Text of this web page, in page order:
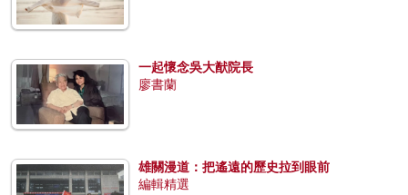
一起懷念吳大猷院長
廖書蘭
雄關漫道：把遙遠的歷史拉到眼前
編輯精選